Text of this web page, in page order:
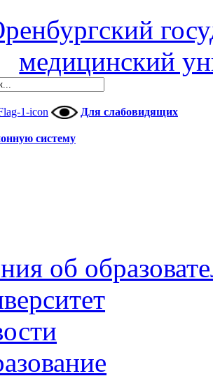
медицинский
Для слабовидящих
систему
об